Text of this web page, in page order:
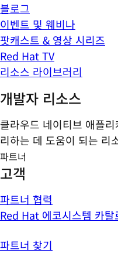
블로그
이벤트 및 웨비나
팟캐스트 & 영상 시리즈
Red Hat TV
리소스 라이브러리
개발자 리소스
클라우드 네이티브 애플
리하는 데 도움이 되는 리
파트너
고객
파트너 협력
Red Hat 에코시스템 카탈
파트너 찾기